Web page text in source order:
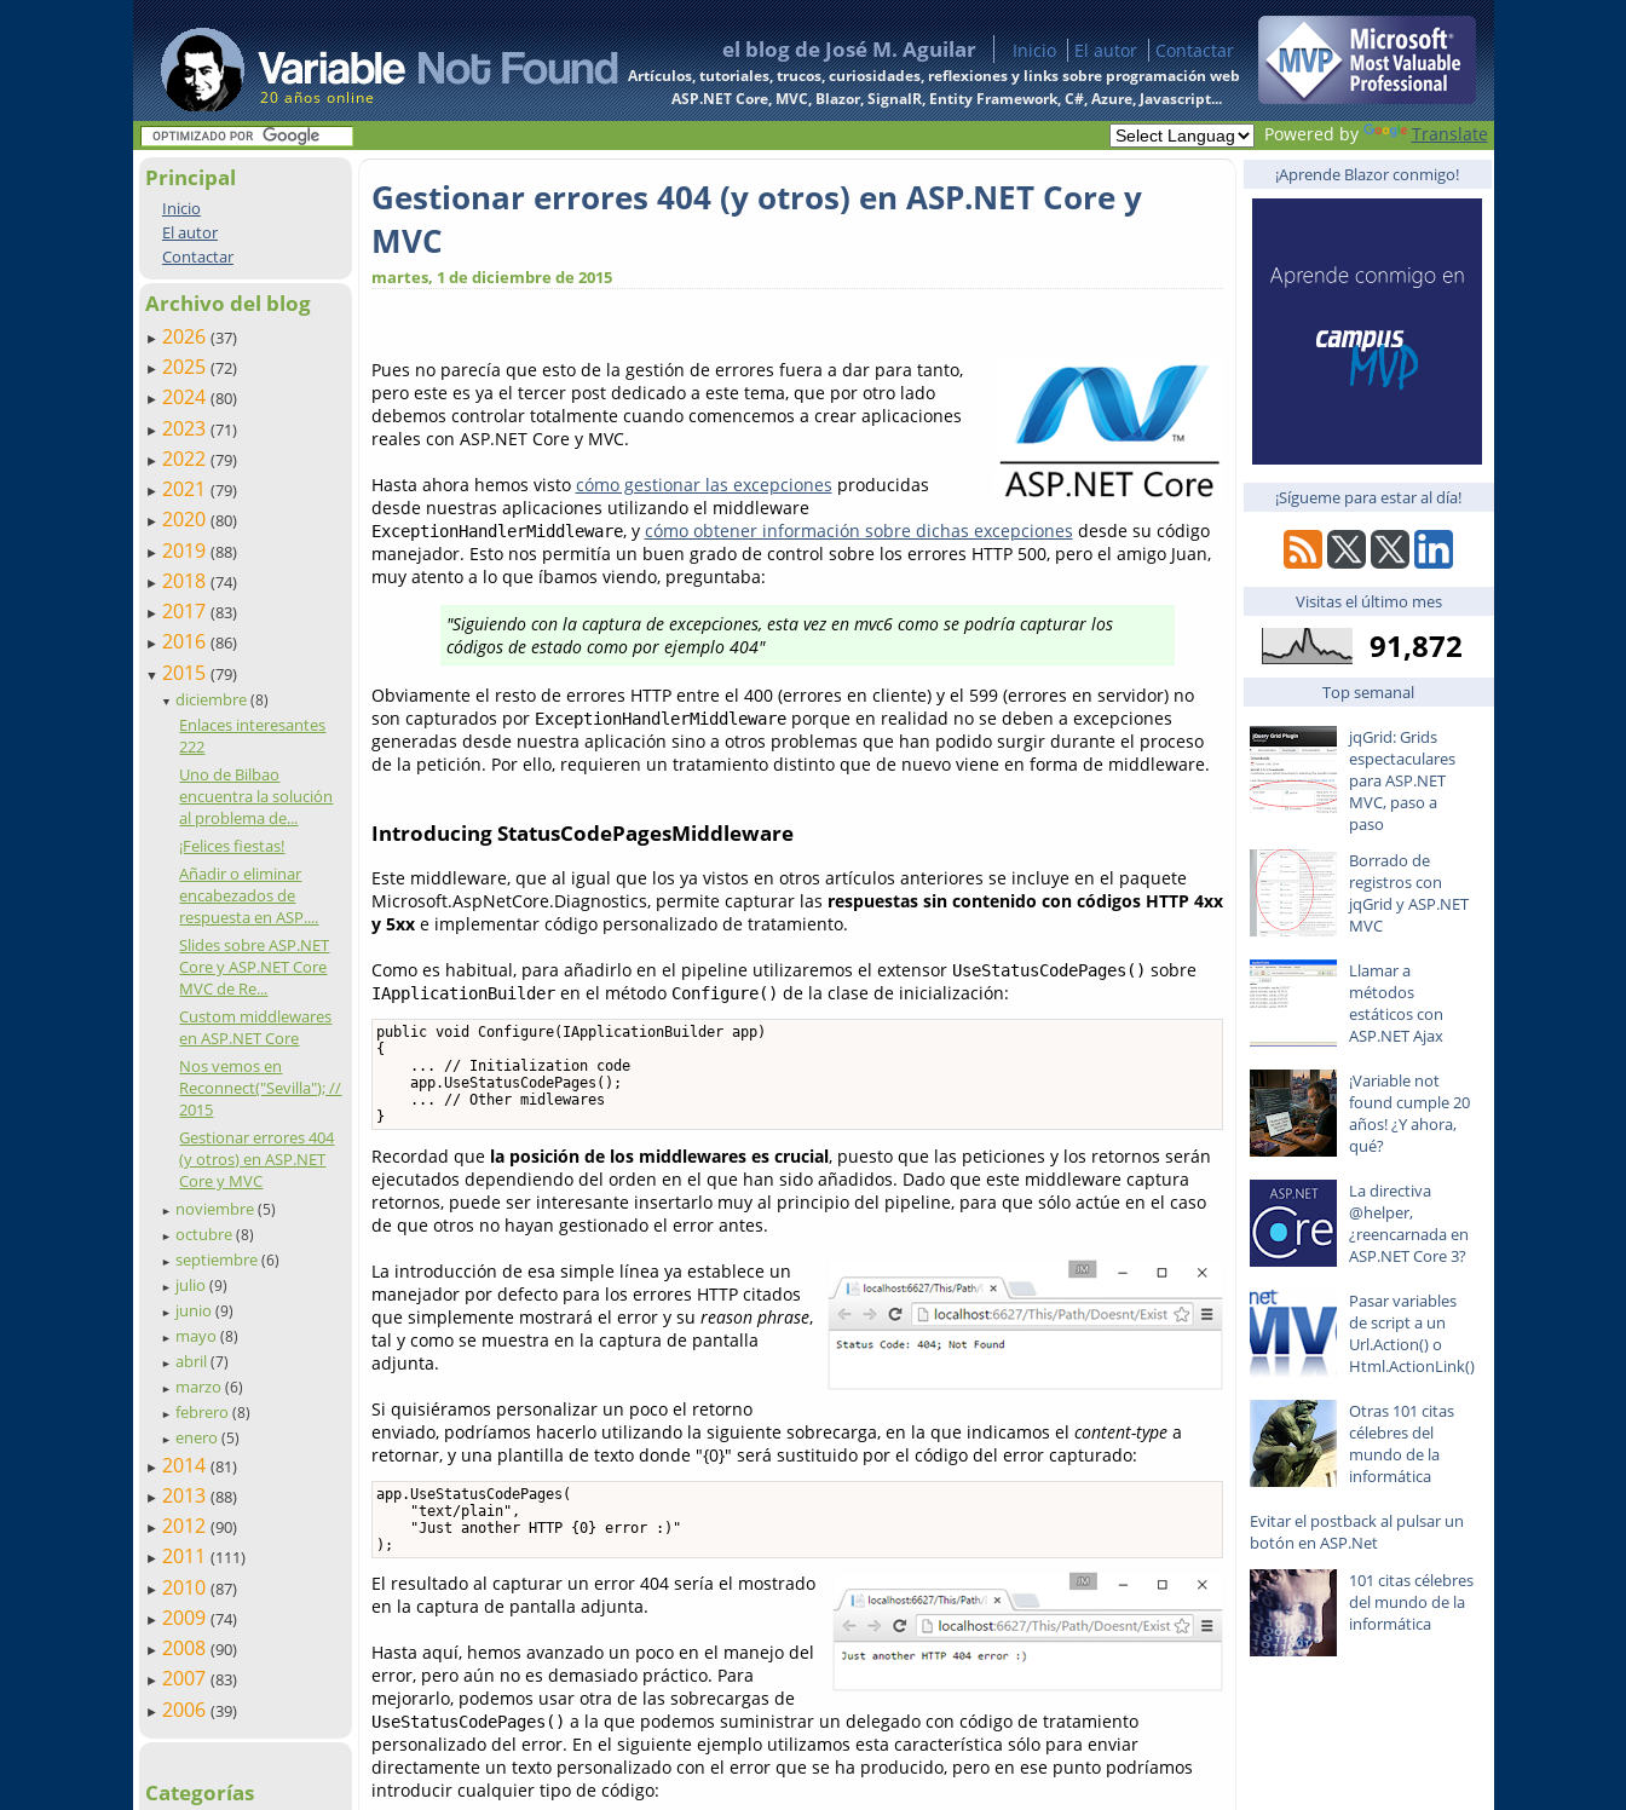
20 años online
el blog de José M. Aguilar Inicio El autor Contactar
Artículos, tutoriales, trucos, curiosidades, reflexiones y links sobre programación web
ASP.NET Core, MVC, Blazor, SignalR, Entity Framework, C#, Azure, Javascript...
Powered by Translate
Principal
Inicio
El autor
Contactar
Archivo del blog
► 2026 (37)
► 2025 (72)
► 2024 (80)
► 2023 (71)
► 2022 (79)
► 2021 (79)
► 2020 (80)
► 2019 (88)
► 2018 (74)
► 2017 (83)
► 2016 (86)
▼ 2015 (79)
▼ diciembre(8)
Enlaces interesantes
222
Uno de Bilbao
encuentra la solución
al problema de...
¡Felices fiestas!
Añadir o eliminar
encabezados de
respuesta en ASP....
Slides sobre ASP.NET
Core y ASP.NET Core
MVC de Re...
Custom middlewares
en ASP.NET Core
Nos vemos en
Reconnect("Sevilla"); //
2015
Gestionar errores 404
(y otros) en ASP.NET
Core y MVC
► noviembre(5)
► octubre(8)
► septiembre(6)
► julio(9)
► junio(9)
► mayo(8)
► abril(7)
► marzo(6)
► febrero(8)
► enero(5)
► 2014 (81)
► 2013 (88)
► 2012 (90)
► 2011 (111)
► 2010 (87)
► 2009 (74)
► 2008 (90)
► 2007 (83)
► 2006 (39)
Categorías
Gestionar errores 404 (y otros) en ASP.NET Core y
MVC
martes, 1 de diciembre de 2015
Pues no parecía que esto de la gestión de errores fuera a dar para tanto,
pero este es ya el tercer post dedicado a este tema, que por otro lado
debemos controlar totalmente cuando comencemos a crear aplicaciones
reales con ASP.NET Core y MVC.
Hasta ahora hemos visto cómo gestionar las excepciones producidas
desde nuestras aplicaciones utilizando el middleware
ExceptionHandlerMiddleware, y cómo obtener información sobre dichas excepciones desde su código
manejador. Esto nos permitía un buen grado de control sobre los errores HTTP 500, pero el amigo Juan,
muy atento a lo que íbamos viendo, preguntaba:
"Siguiendo con la captura de excepciones, esta vez en mvc6 como se podría capturar los
códigos de estado como por ejemplo 404"
Obviamente el resto de errores HTTP entre el 400 (errores en cliente) y el 599 (errores en servidor) no
son capturados por ExceptionHandlerMiddlewareporque en realidad no se deben a excepciones
generadas desde nuestra aplicación sino a otros problemas que han podido surgir durante el proceso
de la petición. Por ello, requieren un tratamiento distinto que de nuevo viene en forma de middleware.
Introducing StatusCodePagesMiddleware
Este middleware, que al igual que los ya vistos en otros artículos anteriores se incluye en el paquete
Microsoft.AspNetCore.Diagnostics, permite capturar las respuestas sin contenido con códigos HTTP 4xx
y 5xxe implementar código personalizado de tratamiento.
Como es habitual, para añadirlo en el pipeline utilizaremos el extensor UseStatusCodePages() sobre
IApplicationBuilderen el método Configure() de la clase de inicialización:
public void Configure(IApplicationBuilder app)
{
    ... // Initialization code
    app.UseStatusCodePages();
    ... // Other midlewares
}
Recordad que la posición de los middlewares es crucial, puesto que las peticiones y los retornos serán
ejecutados dependiendo del orden en el que han sido añadidos. Dado que este middleware captura
retornos, puede ser interesante insertarlo muy al principio del pipeline, para que sólo actúe en el caso
de que otros no hayan gestionado el error antes.
La introducción de esa simple línea ya establece un
manejador por defecto para los errores HTTP citados
que simplemente mostrará el error y su reason phrase,
tal y como se muestra en la captura de pantalla
adjunta.
Si quisiéramos personalizar un poco el retorno
enviado, podríamos hacerlo utilizando la siguiente sobrecarga, en la que indicamos el content-typea
retornar, y una plantilla de texto donde "{0}" será sustituido por el código del error capturado:
app.UseStatusCodePages(
    "text/plain",
    "Just another HTTP {0} error :)"
);
El resultado al capturar un error 404 sería el mostrado
en la captura de pantalla adjunta.
Hasta aquí, hemos avanzado un poco en el manejo del
error, pero aún no es demasiado práctico. Para
mejorarlo, podemos usar otra de las sobrecargas de
UseStatusCodePages() a la que podemos suministrar un delegado con código de tratamiento
personalizado del error. En el siguiente ejemplo utilizamos esta característica sólo para enviar
directamente un texto personalizado con el error que se ha producido, pero en ese punto podríamos
introducir cualquier tipo de código:
¡Aprende Blazor conmigo!
¡Sígueme para estar al día!
Visitas el último mes
91,872
Top semanal
jqGrid: Grids
espectaculares
para ASP.NET
MVC, paso a
paso
Borrado de
registros con
jqGrid y ASP.NET
MVC
Llamar a
métodos
estáticos con
ASP.NET Ajax
¡Variable not
found cumple 20
años! ¿Y ahora,
qué?
La directiva
@helper,
¿reencarnada en
ASP.NET Core 3?
Pasar variables
de script a un
Url.Action() o
Html.ActionLink()
Otras 101 citas
célebres del
mundo de la
informática
Evitar el postback al pulsar un
botón en ASP.Net
101 citas célebres
del mundo de la
informática